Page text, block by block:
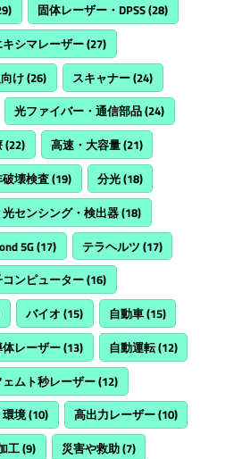
固体レーザー・DPSS(28)
シマレーザー(27)
け(26) スキャナー(24)
光ファイバー・通信部品(24)
(22) 高速・大容量(21)
壊検査(19) 分光(18)
光センシング・検出器(18)
5G(17) テラヘルツ (17)
ンピューター(16)
バイオ (15) 自動車(15)
レーザー(13) 自動運転(12)
ェムト秒レーザー(12)
環境(10) 高出力レーザー(10)
工(9) 災害や救助(7)